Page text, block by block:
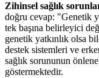
Zihinsel sağlık
doğru cevap: "Genetik
tek başına belirleyici
genetik yatkınlık olsa
destek sistemleri ve
sağlık sorununun
göstermektedir.